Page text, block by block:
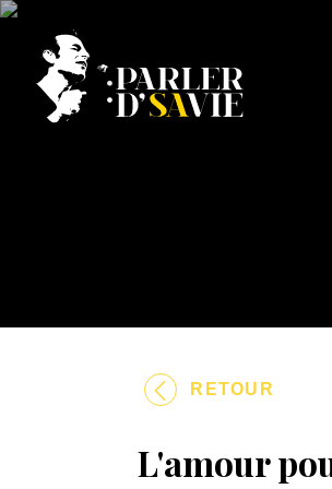
RETOUR
L'amour